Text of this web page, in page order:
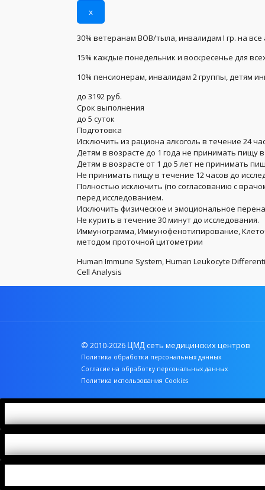
x
30% ветеранам ВОВ/тыла, инвалидам I гр. на
15% каждые понедельник и воскресенье для
10% пенсионерам, инвалидам 2 группы, детям
до 3192 руб.
Срок выполнения
до 5 суток
Подготовка
Исключить из рациона алкоголь в течение 24
Детям в возрасте до 1 года не принимать пищу
Детям в возрасте от 1 до 5 лет не принимать
Не принимать пищу в течение 12 часов до
Полностью исключить (по согласованию с
перед исследованием.
Исключить физическое и эмоциональное
Не курить в течение 30 минут до исследования.
Иммунограмма, Иммунофенотипирование,
методом проточной цитометрии
Human Immune System, Human Leukocyte
Cell Analysis
© 2010-2026 ЦМД сеть медицинских центров
Политика обработки персональных данных
Согласие на обработку персональных данных
Политика использования Cookies